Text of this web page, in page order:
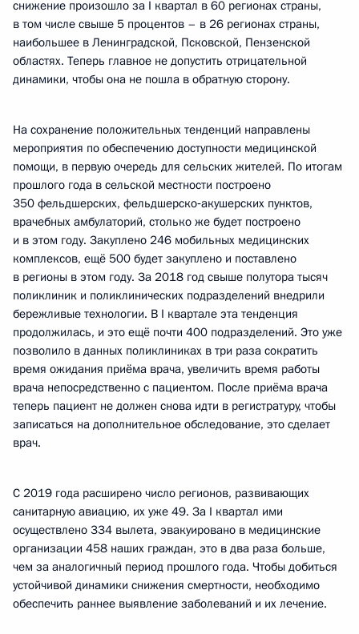
снижение произошло за I квартал в 60 регионах страны,
в том числе свыше 5 процентов – в 26 регионах страны,
наибольшее в Ленинградской, Псковской, Пензенской
областях. Теперь главное не допустить отрицательной
динамики, чтобы она не пошла в обратную сторону.
На сохранение положительных тенденций направлены
мероприятия по обеспечению доступности медицинской
помощи, в первую очередь для сельских жителей. По итогам
прошлого года в сельской местности построено
350 фельдшерских, фельдшерско‑акушерских пунктов,
врачебных амбулаторий, столько же будет построено
и в этом году. Закуплено 246 мобильных медицинских
комплексов, ещё 500 будет закуплено и поставлено
в регионы в этом году. За 2018 год свыше полутора тысяч
поликлиник и поликлинических подразделений внедрили
бережливые технологии. В I квартале эта тенденция
продолжилась, и это ещё почти 400 подразделений. Это уже
позволило в данных поликлиниках в три раза сократить
время ожидания приёма врача, увеличить время работы
врача непосредственно с пациентом. После приёма врача
теперь пациент не должен снова идти в регистратуру, чтобы
записаться на дополнительное обследование, это сделает
врач.
С 2019 года расширено число регионов, развивающих
санитарную авиацию, их уже 49. За I квартал ими
осуществлено 334 вылета, эвакуировано в медицинские
организации 458 наших граждан, это в два раза больше,
чем за аналогичный период прошлого года. Чтобы добиться
устойчивой динамики снижения смертности, необходимо
обеспечить раннее выявление заболеваний и их лечение.